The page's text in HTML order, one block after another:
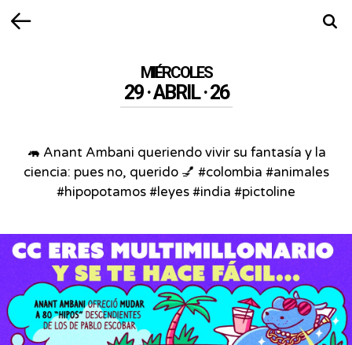
MIÉRCOLES
29 · ABRIL · 26
🦛 Anant Ambani queriendo vivir su fantasía y la
ciencia: pues no, querido 💅 #colombia #animales
#hipopotamos #leyes #india #pictoline